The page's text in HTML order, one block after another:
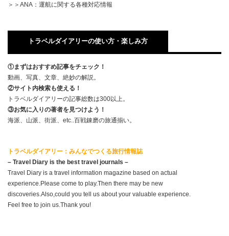
＞＞ANA：運航に関する各種対応情報
トラベルダイアリーの使い方・楽しみ方
①まずはおすすめ記事をチェック！
動画、写真、文章、絶妙の解説。
②サイト内検索も使える！
トラベルダイアリーの記事総数は300以上。
③お気に入りの著者を見つけよう！
海派、山派、街派、etc..百戦錬磨の旅通揃い。
トラベルダイアリー：みんなでつくる旅行情報誌
– Travel Diary is the best travel journals –
Travel Diary is a travel information magazine based on actual
experience.Please come to play.Then there may be new
discoveries.Also,could you tell us about your valuable experience.
Feel free to join us.Thank you!